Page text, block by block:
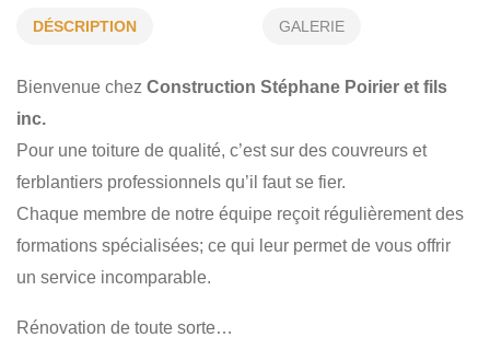
RÉNOVATION DÉMOLITION COUVREUR TOITURE
DÉSCRIPTION GALERIE
Bienvenue chez Construction Stéphane Poirier et fils
inc.
Pour une toiture de qualité, c’est sur des couvreurs et
ferblantiers professionnels qu’il faut se fier.
Chaque membre de notre équipe reçoit régulièrement des
formations spécialisées; ce qui leur permet de vous offrir
un service incomparable.
Rénovation de toute sorte…